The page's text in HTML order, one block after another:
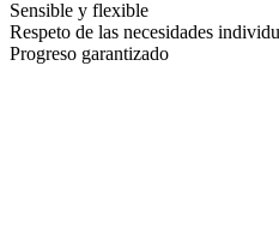
Sensible y flexible
Respeto de las necesidades
Progreso garantizado